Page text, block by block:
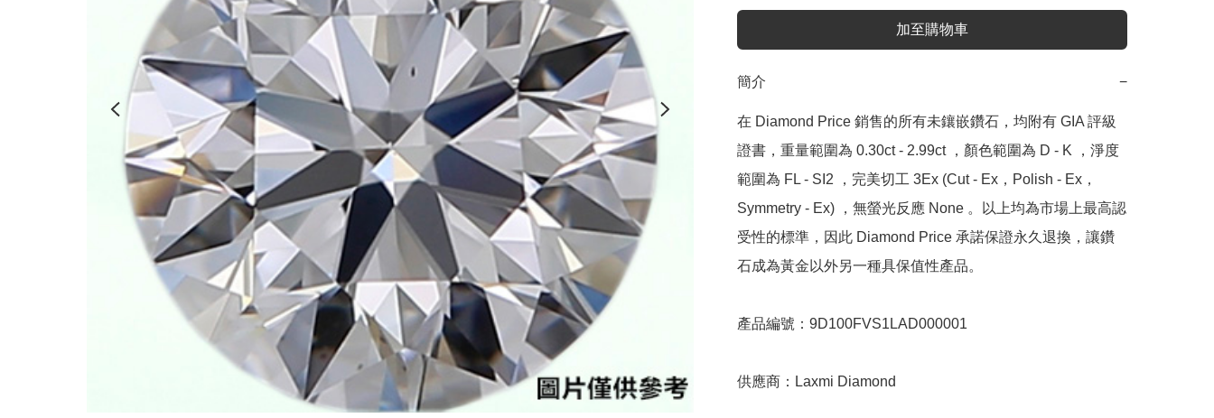
加至購物車
簡介 −
在 Diamond Price 銷售的所有未鑲嵌鑽石，均附有 GIA 評級
證書，重量範圍為 0.30ct - 2.99ct ，顏色範圍為 D - K ，淨度
範圍為 FL - SI2 ，完美切工 3Ex (Cut - Ex，Polish - Ex，
Symmetry - Ex) ，無螢光反應 None 。以上均為市場上最高認
受性的標準，因此 Diamond Price 承諾保證永久退換，讓鑽
石成為黃金以外另一種具保值性產品。
產品編號：9D100FVS1LAD000001
供應商：Laxmi Diamond